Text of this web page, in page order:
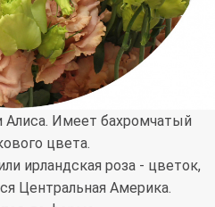
Алиса. Имеет бахромчатый
цвета.
ирландская роза - цветок,
Центральная Америка.